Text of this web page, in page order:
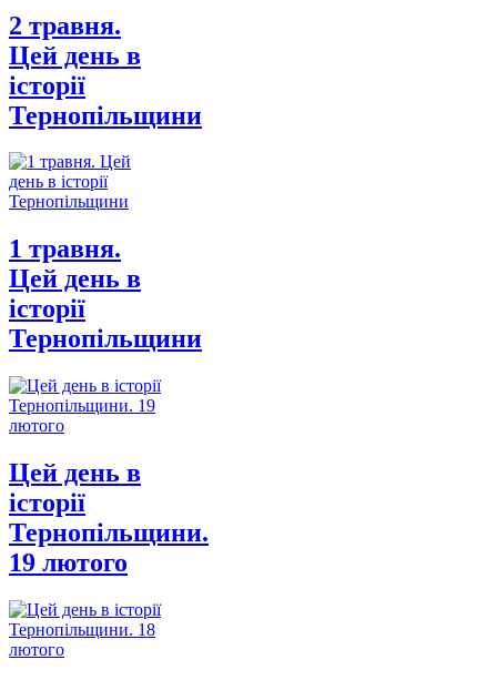
2 травня.
Цей день в
історії
Тернопільщини
1 травня.
Цей день в
історії
Тернопільщини
Цей день в
історії
Тернопільщини.
19 лютого